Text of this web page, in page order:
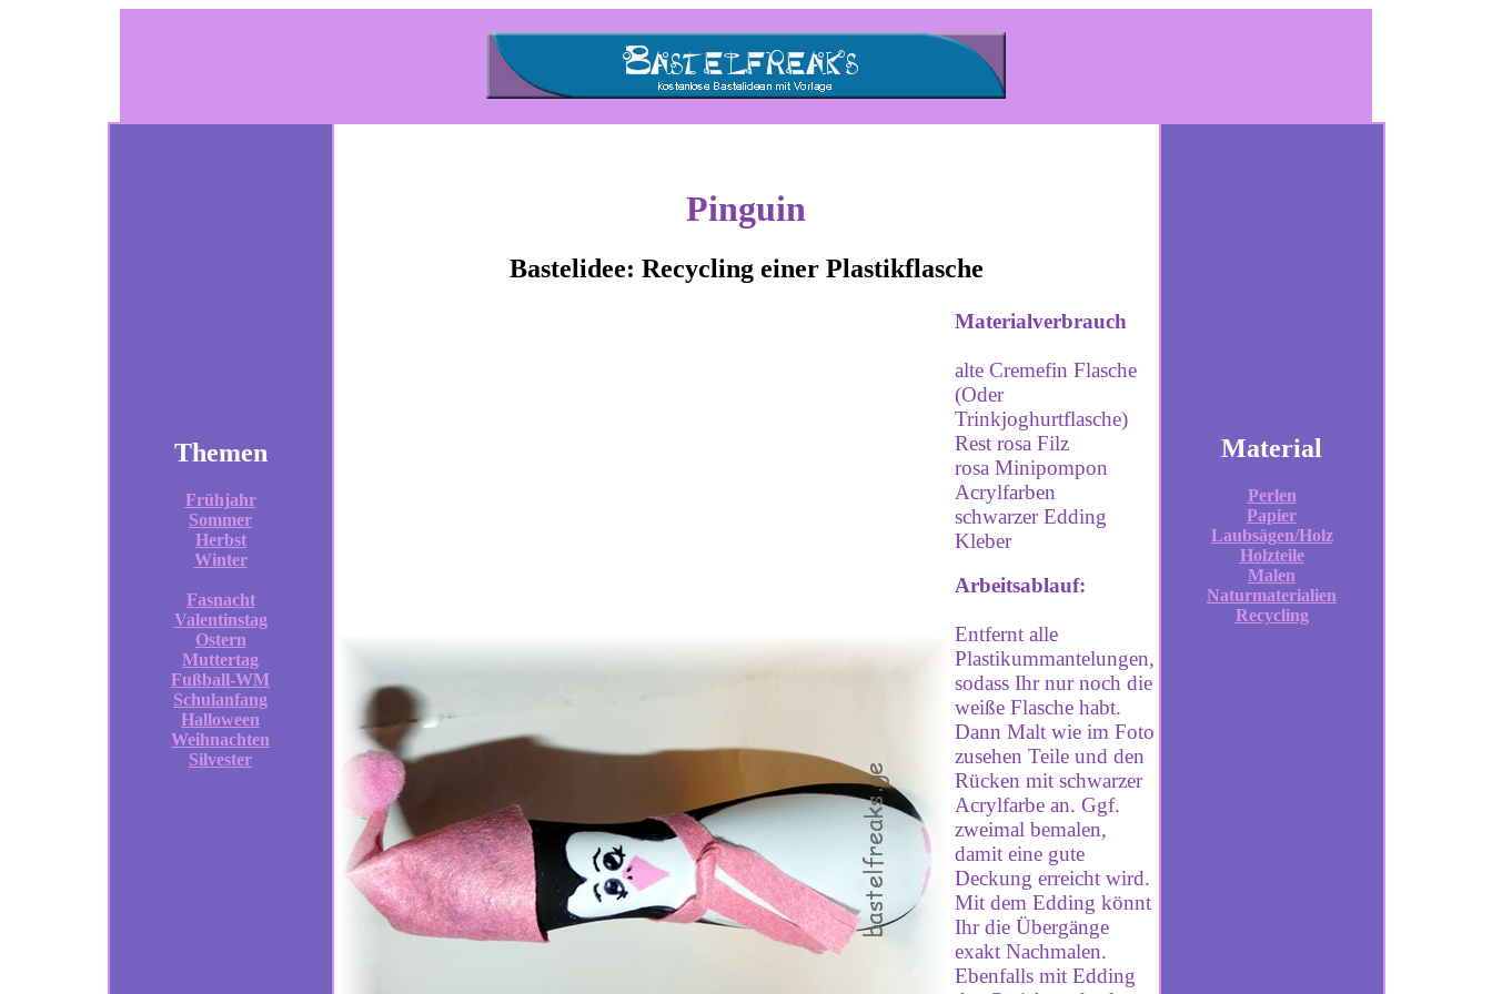
Themen
Frühjahr
Sommer
Herbst
Winter
Fasnacht
Valentinstag
Ostern
Muttertag
Fußball-WM
Schulanfang
Halloween
Weihnachten
Silvester
Pinguin
Bastelidee: Recycling einer Plastikflasche
Materialverbrauch
alte Cremefin Flasche
(Oder
Trinkjoghurtflasche)
Rest rosa Filz
rosa Minipompon
Acrylfarben
schwarzer Edding
Kleber
Arbeitsablauf:
Entfernt alle
Plastikummantelungen,
sodass Ihr nur noch die
weiße Flasche habt.
Dann Malt wie im Foto
zusehen Teile und den
Rücken mit schwarzer
Acrylfarbe an. Ggf.
zweimal bemalen,
damit eine gute
Deckung erreicht wird.
Mit dem Edding könnt
Ihr die Übergänge
exakt Nachmalen.
Ebenfalls mit Edding
Material
Perlen
Papier
Laubsägen/Holz
Holzteile
Malen
Naturmaterialien
Recycling